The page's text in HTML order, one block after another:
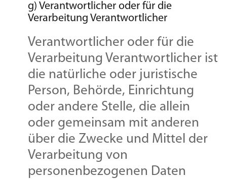
g) Verantwortlicher oder für die
Verarbeitung Verantwortlicher
Verantwortlicher oder für die
Verarbeitung Verantwortlicher ist
die natürliche oder juristische
Person, Behörde, Einrichtung
oder andere Stelle, die allein
oder gemeinsam mit anderen
über die Zwecke und Mittel der
Verarbeitung von
personenbezogenen Daten